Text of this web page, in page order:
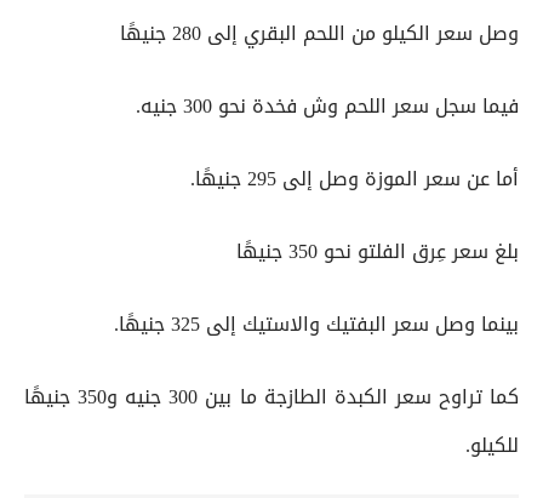
وصل سعر الكيلو من اللحم البقري إلى 280 جنيهًا
فيما سجل سعر اللحم وش فخدة نحو 300 جنيه.
أما عن سعر الموزة وصل إلى 295 جنيهًا.
بلغ سعر عِرق الفلتو نحو 350 جنيهًا
بينما وصل سعر البفتيك والاستيك إلى 325 جنيهًا.
كما تراوح سعر الكبدة الطازجة ما بين 300 جنيه و350 جنيهًا
للكيلو.